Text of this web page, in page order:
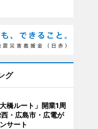
グ
大橋ルート」開業1周
・広島市・広電が
サート